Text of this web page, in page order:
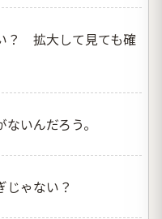
？ 拡大して見ても確
いんだろう。
じゃない？